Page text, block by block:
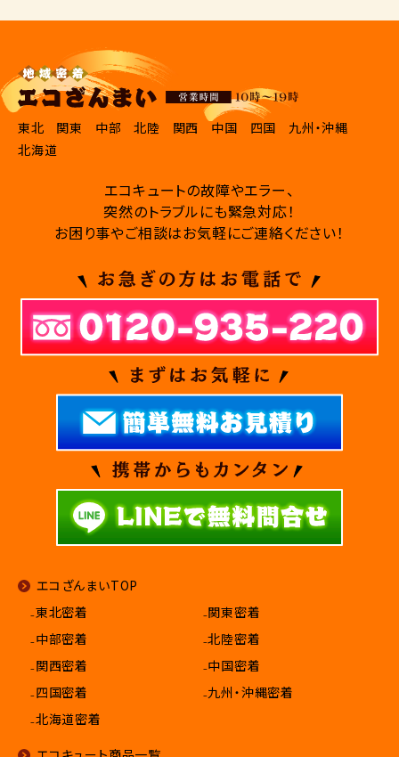
東北 関東 中部 北陸 関西 中国 四国
九州・沖縄
北海道
エコキュートの故障やエラー、
突然のトラブルにも緊急対応！
お困り事やご相談はお気軽にご連絡ください！
エコざんまいTOP
₋東北密着
₋関東密着
₋中部密着
₋北陸密着
₋関西密着
₋中国密着
₋四国密着
₋九州・沖縄密着
₋北海道密着